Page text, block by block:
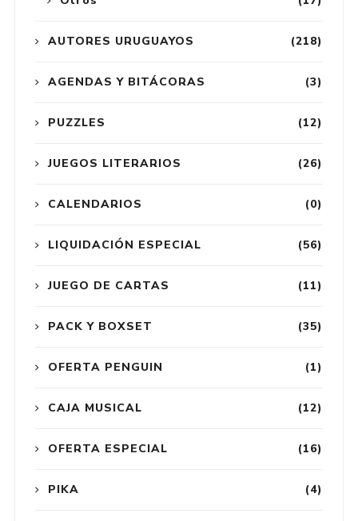
(218)
AUTORES URUGUAYOS
(3)
AGENDAS Y BITÁCORAS
(12)
PUZZLES
(26)
JUEGOS LITERARIOS
(0)
CALENDARIOS
(56)
LIQUIDACIÓN ESPECIAL
(11)
JUEGO DE CARTAS
(35)
PACK Y BOXSET
(1)
OFERTA PENGUIN
(12)
CAJA MUSICAL
(16)
OFERTA ESPECIAL
(4)
PIKA